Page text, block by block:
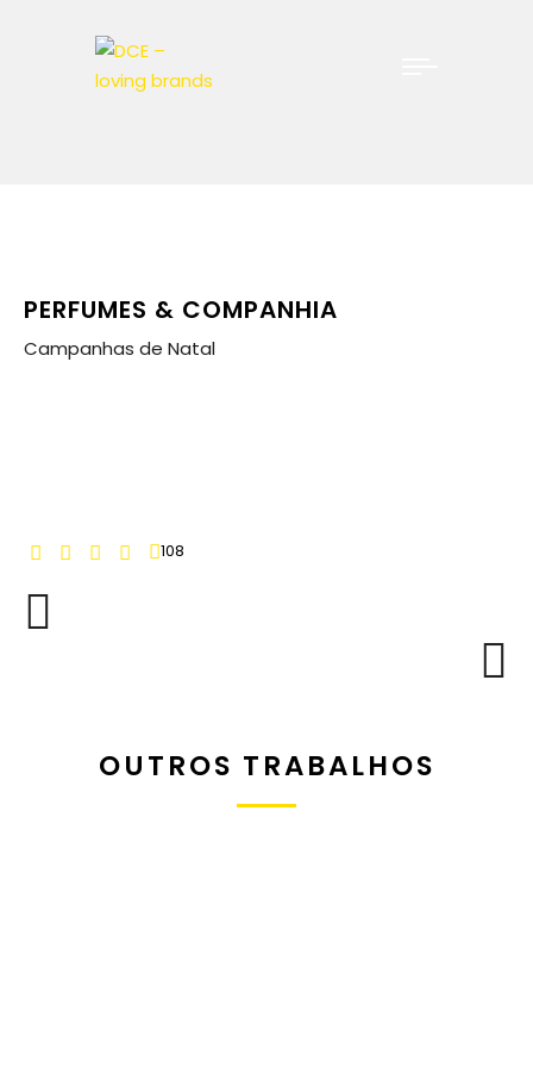
PERFUMES & COMPANHIA
Campanhas de Natal
108
OUTROS TRABALHOS